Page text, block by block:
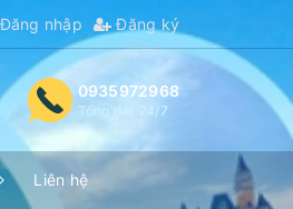
Đăng nhập Đăng ký
0935972968
Tổng đài 24/7
Liên hệ